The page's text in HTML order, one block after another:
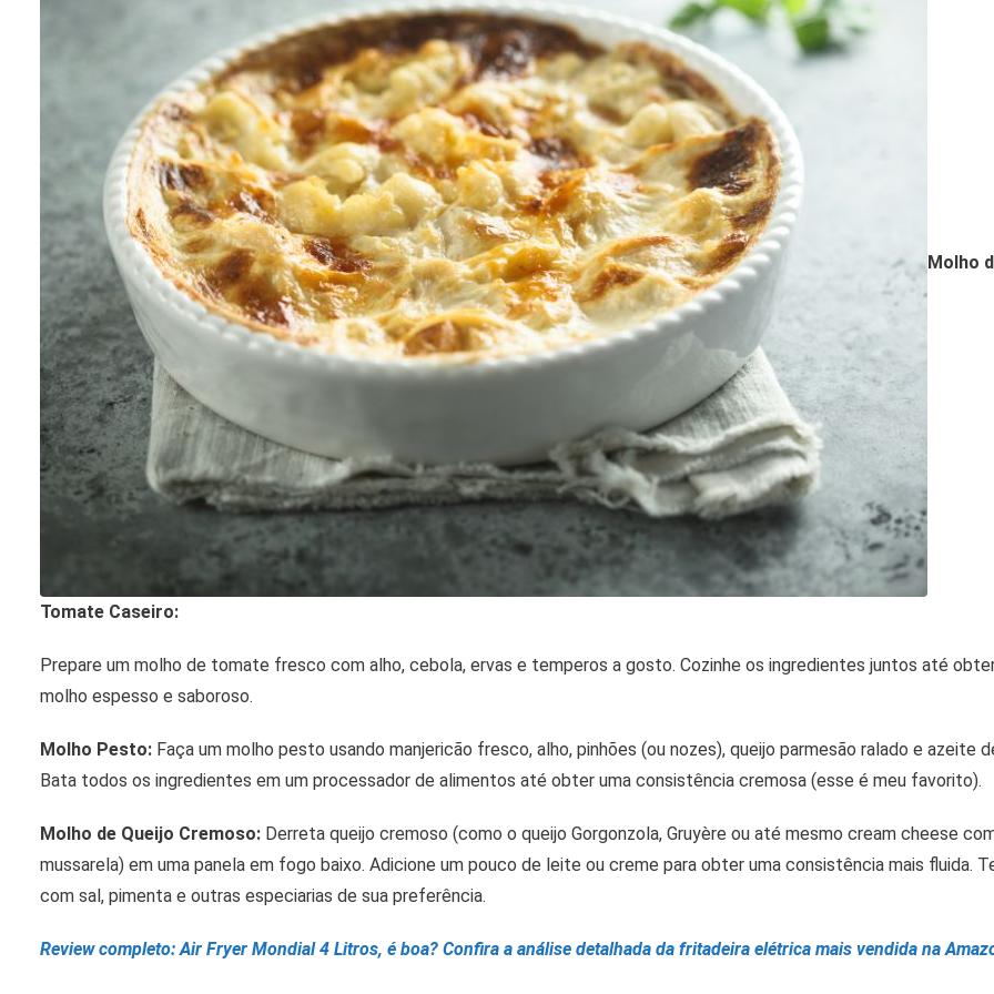
Molho
Tomate Caseiro:
Prepare um molho de tomate fresco com alho, cebola, ervas e temperos a gosto. Cozinhe os ingredientes juntos até
molho espesso e saboroso.
Molho Pesto: Faça um molho pesto usando manjericão fresco, alho, pinhões (ou nozes), queijo parmesão ralado e azeite
Bata todos os ingredientes em um processador de alimentos até obter uma consistência cremosa (esse é meu favorito).
Molho de Queijo Cremoso: Derreta queijo cremoso (como o queijo Gorgonzola, Gruyère ou até mesmo cream cheese
mussarela) em uma panela em fogo baixo. Adicione um pouco de leite ou creme para obter uma consistência mais fluida.
com sal, pimenta e outras especiarias de sua preferência.
Review completo: Air Fryer Mondial 4 Litros, é boa? Confira a análise detalhada da fritadeira elétrica mais vendida na